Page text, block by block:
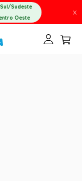
Sul/Sudeste
Oeste
X